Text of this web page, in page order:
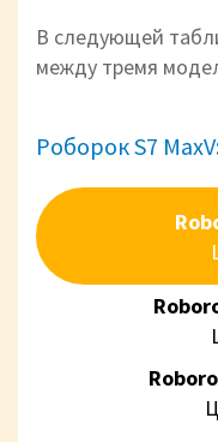
В следующей
между тремя
Роборок S7